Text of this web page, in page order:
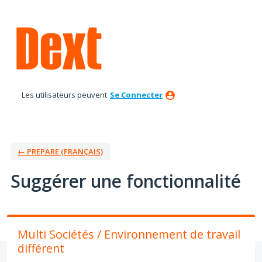
au
contenu
Les utilisateurs peuvent Se Connecter
← PREPARE (FRANÇAIS)
Suggérer une fonctionnalité
Multi Sociétés / Environnement de travail
différent